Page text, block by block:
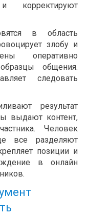
корректируют
в область
злобу и
оперативно
общения.
следовать
результат
выдают контент,
Человек
все разделяют
позиции и
в онлайн